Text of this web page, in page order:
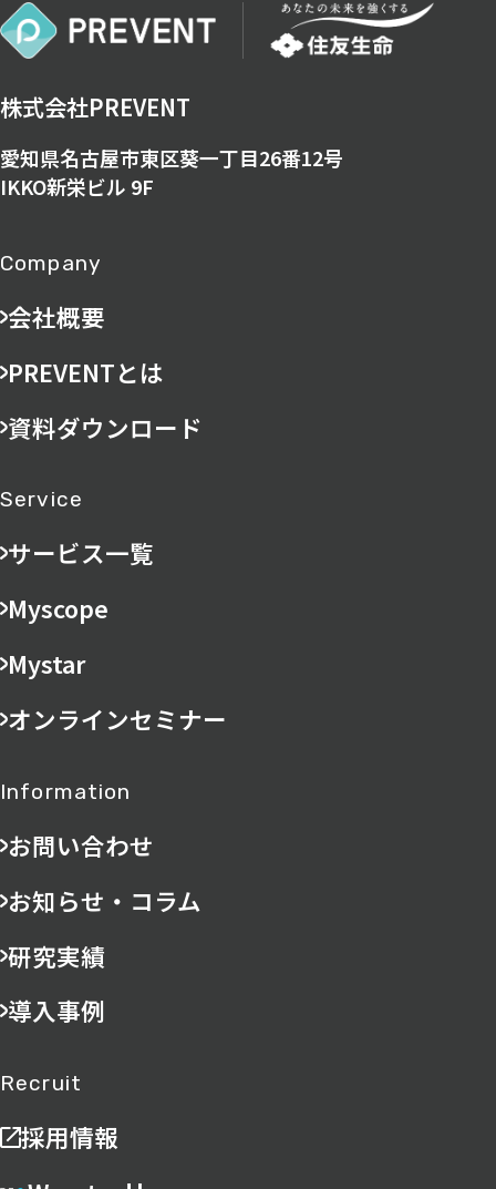
株式会社PREVENT
愛知県名古屋市東区葵一丁目26番12号
IKKO新栄ビル 9F
Company
会社概要
PREVENTとは
資料ダウンロード
Service
サービス一覧
Myscope
Mystar
オンラインセミナー
Information
お問い合わせ
お知らせ・コラム
研究実績
導入事例
Recruit
採用情報